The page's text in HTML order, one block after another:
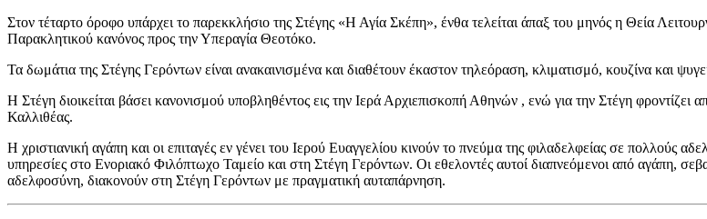
Στον τέταρτο όροφο υπάρχει το παρεκκλήσιο της Στέγης «Η Αγία Σκέπη», ένθα τελείται άπαξ του μηνός η Θεία
Παρακλητικού κανόνος προς την Υπεραγία Θεοτόκο.
Τα δωμάτια της Στέγης Γερόντων είναι ανακαινισμένα και διαθέτουν έκαστον τηλεόραση, κλιματισμό, κουζίνα και
Η Στέγη διοικείται βάσει κανονισμού υποβληθέντος εις την Ιερά Αρχιεπισκοπή Αθηνών , ενώ για την Στέγη
Καλλιθέας.
Η χριστιανική αγάπη και οι επιταγές εν γένει του Ιερού Ευαγγελίου κινούν το πνεύμα της φιλαδελφείας σε πολλούς
υπηρεσίες στο Ενοριακό Φιλόπτωχο Ταμείο και στη Στέγη Γερόντων. Οι εθελοντές αυτοί διαπνεόμενοι από αγάπη,
αδελφοσύνη, διακονούν στη Στέγη Γερόντων με πραγματική αυταπάρνηση.